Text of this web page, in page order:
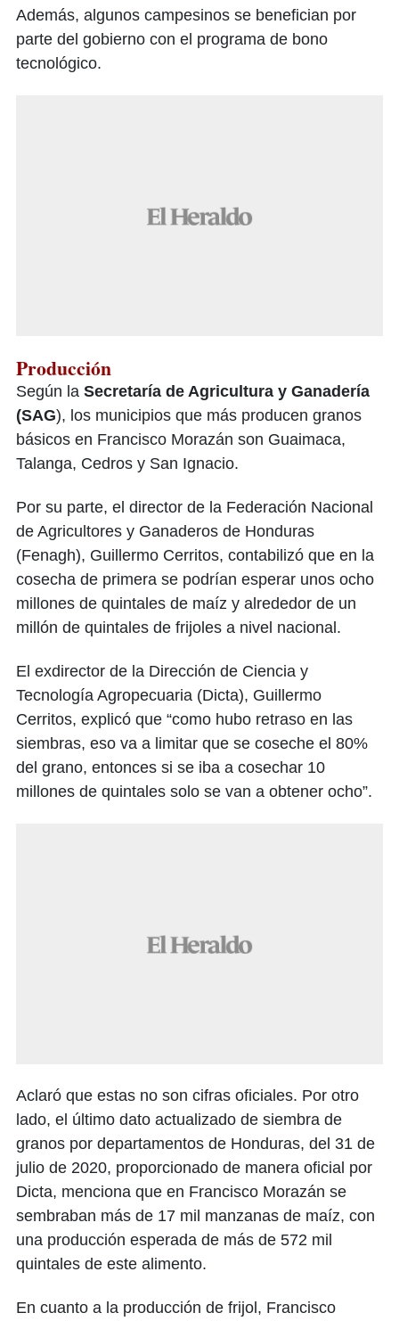
Además, algunos campesinos se benefician por
parte del gobierno con el programa de bono
tecnológico.
Producción
Según la Secretaría de Agricultura y Ganadería
(SAG), los municipios que más producen granos
básicos en Francisco Morazán son Guaimaca,
Talanga, Cedros y San Ignacio.
Por su parte, el director de la Federación Nacional
de Agricultores y Ganaderos de Honduras
(Fenagh), Guillermo Cerritos, contabilizó que en la
cosecha de primera se podrían esperar unos ocho
millones de quintales de maíz y alrededor de un
millón de quintales de frijoles a nivel nacional.
El exdirector de la Dirección de Ciencia y
Tecnología Agropecuaria (Dicta), Guillermo
Cerritos, explicó que “como hubo retraso en las
siembras, eso va a limitar que se coseche el 80%
del grano, entonces si se iba a cosechar 10
millones de quintales solo se van a obtener ocho”.
Aclaró que estas no son cifras oficiales. Por otro
lado, el último dato actualizado de siembra de
granos por departamentos de Honduras, del 31 de
julio de 2020, proporcionado de manera oficial por
Dicta, menciona que en Francisco Morazán se
sembraban más de 17 mil manzanas de maíz, con
una producción esperada de más de 572 mil
quintales de este alimento.
En cuanto a la producción de frijol, Francisco